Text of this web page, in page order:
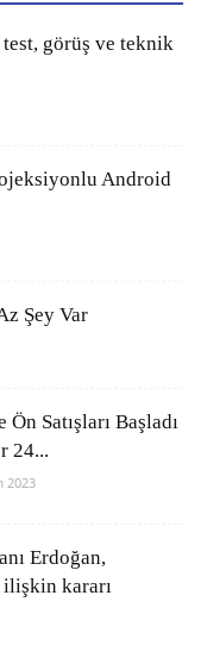
görüş ve teknik
Android
Şey Var
Satışları Başladı
24...
2023
Erdoğan,
ilişkin kararı